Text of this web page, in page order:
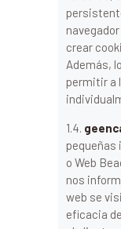
crear
Además,
permitir a
1.4.
pequeñas
o Web
nos
web se
eficacia